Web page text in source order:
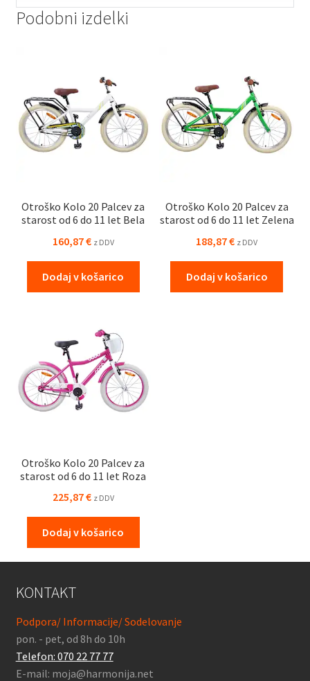
Podobni izdelki
Otroško Kolo 20 Palcev za
starost od 6 do 11 let Bela
160,87€ z DDV
Dodaj v košarico
Otroško Kolo 20 Palcev za
starost od 6 do 11 let Zelena
188,87€ z DDV
Dodaj v košarico
Otroško Kolo 20 Palcev za
starost od 6 do 11 let Roza
225,87€ z DDV
Dodaj v košarico
KONTAKT
Podpora/ Informacije/ Sodelovanje
pon. - pet, od 8h do 10h
Telefon: 070 22 77 77
E-mail: moja@harmonija.net